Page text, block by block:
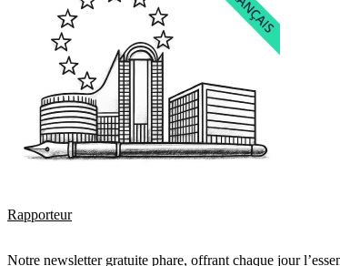
Rapporteur
Notre newsletter gratuite phare, offrant chaque jour